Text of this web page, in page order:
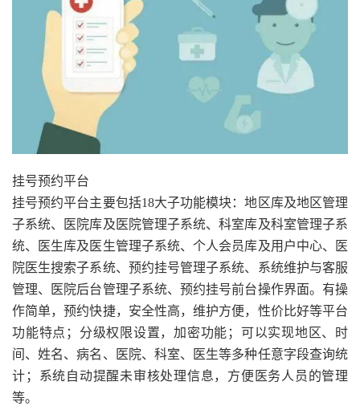
挂号预约平台
挂号预约平台主要包括18大子功能模块：地区库及地区管理
子系统、医院库及医院管理子系统、科室库及科室管理子系
统、医生库及医生管理子系统、个人会员库及用户中心、医
院医生搜索子系统、预约挂号管理子系统、系统维护与客服
管理、医院后台管理子系统、预约挂号前台操作界面。有操
作简单，预约快捷，安全性高，维护方便，性价比好等平台
功能特点；分级权限设置，加密功能；可以实现地区、时
间、姓名、病名、医院、科室、医生等多种任意字段查询统
计；系统自动提醒未审核处理信息，方便医务人员的管理
等。